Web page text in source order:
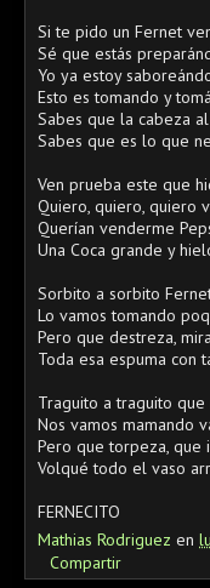
Si te pido un Fernet
Sé que estás
Yo ya estoy
Esto es tomando y
Sabes que la cabeza
Sabes que es lo que
Ven prueba este que
Quiero, quiero, quiero
Querían venderme
Una Coca grande y
Sorbito a sorbito
Lo vamos tomando
Pero que destreza,
Toda esa espuma con
Traguito a traguito
Nos vamos mamando
Pero que torpeza, que
Volqué todo el vaso
FERNECITO
Mathias Rodriguez en
Compartir